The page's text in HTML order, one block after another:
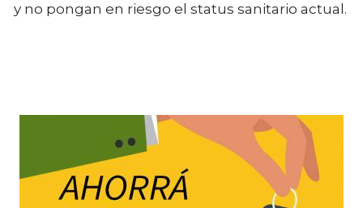
y no pongan en riesgo el status sanitario actual.